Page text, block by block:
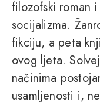
filozofski roman
socijalizma.
fikciju, a peta
ovog ljeta.
načinima
usamljenosti i,